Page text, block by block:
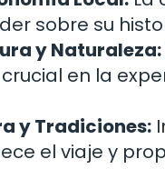
sobre su
y Naturaleza:
en la
y Tradiciones:
el viaje y